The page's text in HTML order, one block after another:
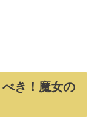
き！魔女の